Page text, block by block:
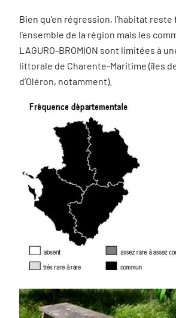
Bien qu’en régression, l’habitat
l’ensemble de la région mais les
LAGURO-BROMION sont limitées à
littorale de Charente-Maritime (îles de
d’Oléron, notamment).